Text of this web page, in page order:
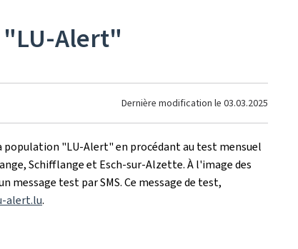
Alert"
Dernière modification le 03.03.2025
population "LU-Alert" en procédant au test mensuel
Schifflange et Esch-sur-Alzette. À l'image des
test par SMS. Ce message de test,
alert.lu.